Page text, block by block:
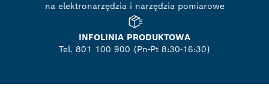
na elektronarzędzia i narzędzia pomiarowe
INFOLINIA PRODUKTOWA
Tel. 801 100 900 (Pn-Pt 8:30-16:30)